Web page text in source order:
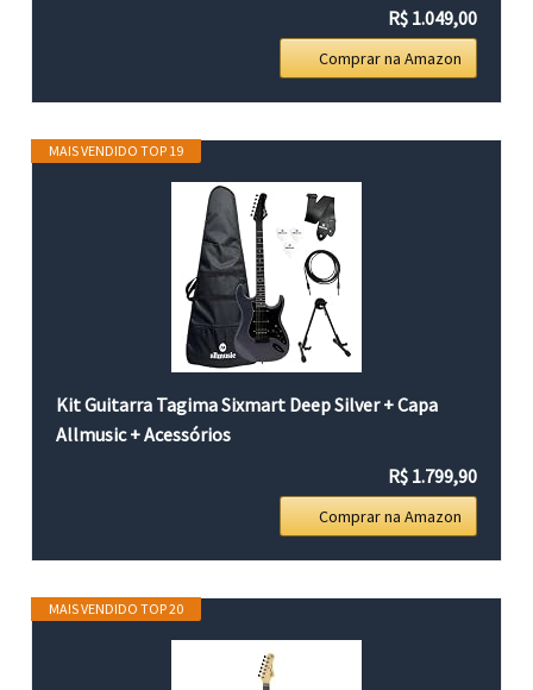
R$ 1.049,00
Comprar na Amazon
MAIS VENDIDO TOP 19
Kit Guitarra Tagima Sixmart Deep Silver + Capa
Allmusic + Acessórios
R$ 1.799,90
Comprar na Amazon
MAIS VENDIDO TOP 20